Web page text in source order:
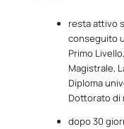
resta attivo
conseguito
Primo
Magistrale,
Diploma
Dottorato di
dopo 30